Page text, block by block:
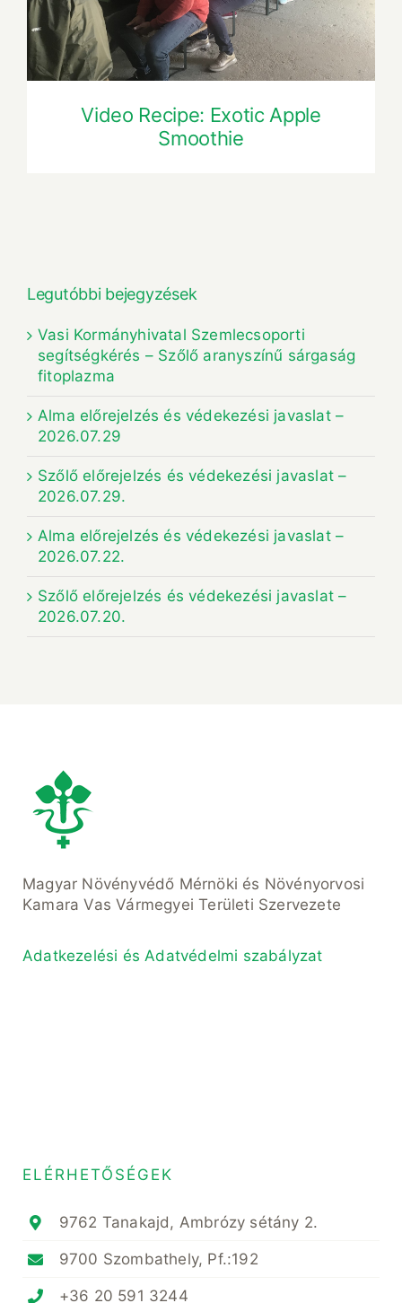
Video Recipe: Exotic Apple
Smoothie
Legutóbbi bejegyzések
Vasi Kormányhivatal Szemlecsoporti
segítségkérés – Szőlő aranyszínű sárgaság
fitoplazma
Alma előrejelzés és védekezési javaslat –
2026.07.29
Szőlő előrejelzés és védekezési javaslat –
2026.07.29.
Alma előrejelzés és védekezési javaslat –
2026.07.22.
Szőlő előrejelzés és védekezési javaslat –
2026.07.20.
Magyar Növényvédő Mérnöki és Növényorvosi
Kamara Vas Vármegyei Területi Szervezete
Adatkezelési és Adatvédelmi szabályzat
ELÉRHETŐSÉGEK
9762 Tanakajd, Ambrózy sétány 2.
9700 Szombathely, Pf.:192
+36 20 591 3244